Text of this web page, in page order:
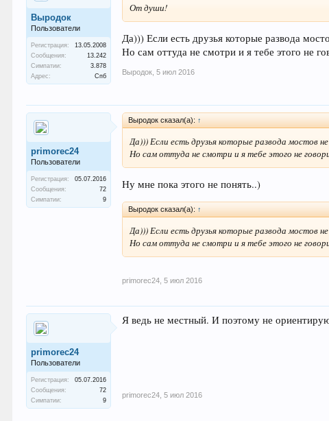
Выродок
Пользователи
Регистрация:
13.05.2008
Сообщения:
13.242
Симпатии:
3.878
Адрес:
Спб
От души!
Да))) Если есть друзья которые развода
Но сам оттуда не смотри и я тебе этого не
Выродок 5 июл 2016
primorec24
Пользователи
Регистрация:
05.07.2016
Сообщения:
72
Симпатии:
9
Выродок сказал(а): ↑
Да))) Если есть друзья которые развода мостов
Но сам оттуда не смотри и я тебе этого не
Ну мне пока этого не понять..)
Выродок сказал(а): ↑
Да))) Если есть друзья которые развода мостов
Но сам оттуда не смотри и я тебе этого не
primorec24 5 июл 2016
primorec24
Пользователи
Регистрация:
05.07.2016
Сообщения:
72
Симпатии:
9
Я ведь не местный. И поэтому не
primorec24 5 июл 2016